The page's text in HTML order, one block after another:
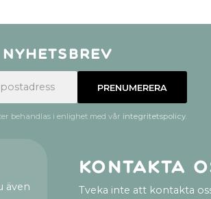
Nyhetsbrev
PRENUMERERA
behandlas i enlighet med vår integritetspolicy.
även
Kontakta
Tveka inte att kontakta